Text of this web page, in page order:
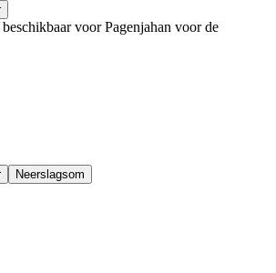
voor Pagenjahan voor de
Neerslagsom